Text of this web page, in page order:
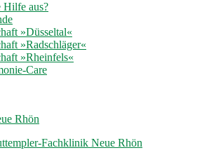
Hilfe aus?
»Düsseltal«
»Radschläger«
»Rheinfels«
Care